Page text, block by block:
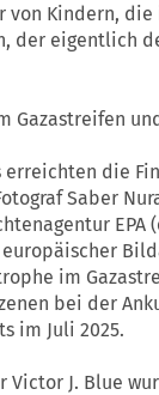
von Kindern, die
der eigentlich
Gazastreifen
erreichten die
Saber
EPA
europäischer
im
bei der
im Juli 2025.
Victor J. Blue